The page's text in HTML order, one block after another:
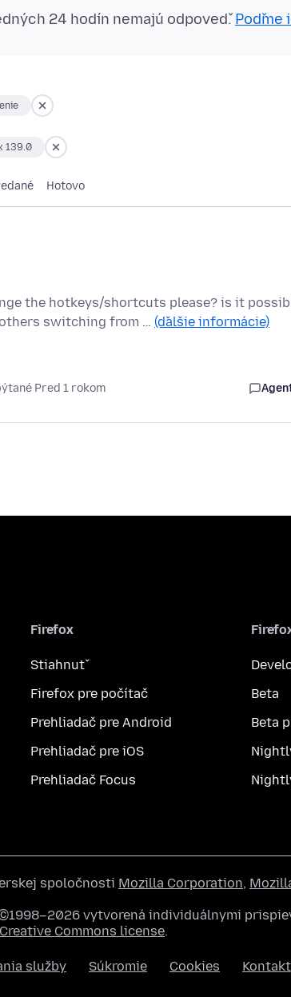
24 hodín nemajú odpoveď.Poďme
139.0
Hotovo
the hotkeys/shortcuts please? is it
switching from … (ďalšie informácie)
Pred 1 rokom
Firefox
Stiahnuť
Firefox pre počítač
Prehliadač pre Android
Prehliadač pre iOS
Prehliadač Focus
Beta
Beta
spoločnosti Mozilla Corporation,
vytvorená individuálnymi
Creative Commons license.
služby Súkromie Cookies Kontakt